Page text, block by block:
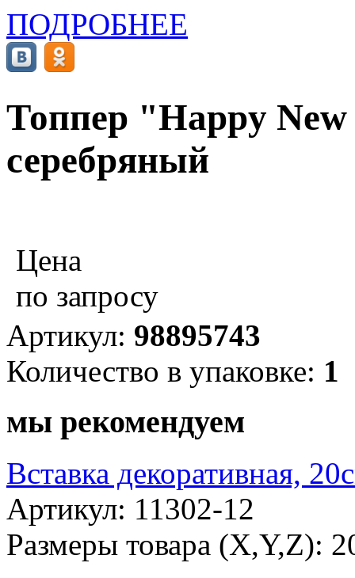
ПОДРОБНЕЕ
Топпер "Happy
серебряный
Цена
по запросу
Артикул: 98895743
Количество в упаковке: 1
мы рекомендуем
Вставка декоративная,
Артикул: 11302-12
Размеры товара (X,Y,Z):